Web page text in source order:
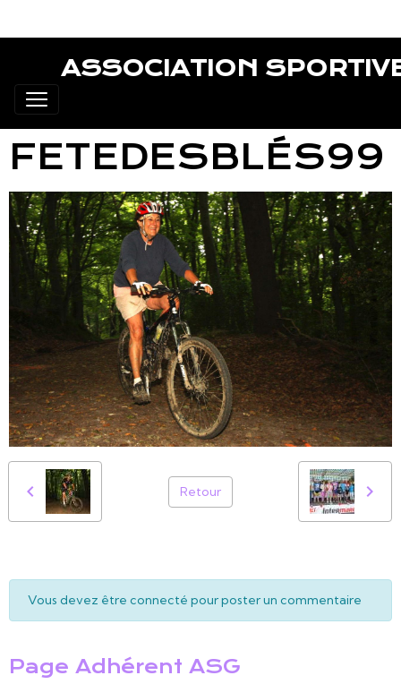
ASSOCIATION
FETEDESBLÉS99
Retour
Vous devez être connecté pour poster un commentaire
Page Adhérent ASG